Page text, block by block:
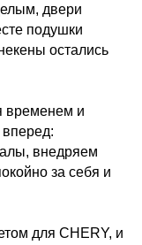
двери
подушки
остались
временем и
внедряем
за себя и
для CHERY, и